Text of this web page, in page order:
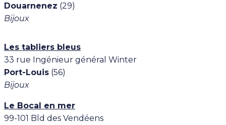
Douarnenez (29)
Bijoux
Les tabliers bleus
33 rue Ingénieur général Winter
Port-Louis (56)
Bijoux
Le Bocal en mer
99-101 Bld des Vendéens